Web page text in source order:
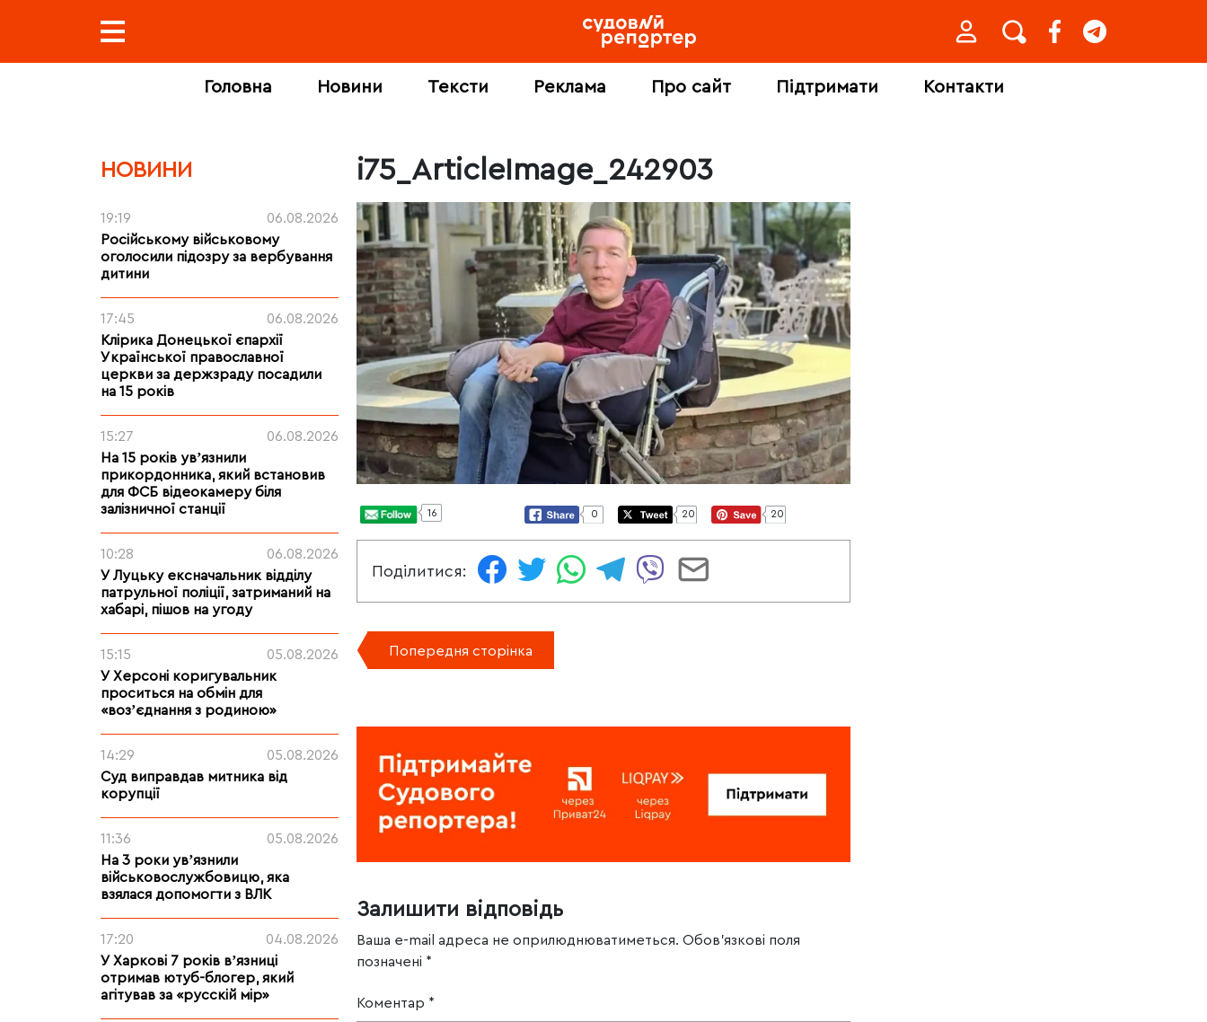
Головна Новини Тексти Реклама Про сайт Підтримати Контакти
НОВИНИ
19:19
06.08.2026
Російському військовому
оголосили підозру за вербування
дитини
17:45
06.08.2026
Клірика Донецької єпархії
Української православної
церкви за держзраду посадили
на 15 років
15:27
06.08.2026
На 15 років увʼязнили
прикордонника, який встановив
для ФСБ відеокамеру біля
залізничної станції
10:28
06.08.2026
У Луцьку ексначальник відділу
патрульної поліції, затриманий на
хабарі, пішов на угоду
15:15
05.08.2026
У Херсоні коригувальник
проситься на обмін для
«возʼєднання з родиною»
14:29
05.08.2026
Суд виправдав митника від
корупції
11:36
05.08.2026
На 3 роки увʼязнили
військовослужбовицю, яка
взялася допомогти з ВЛК
17:20
04.08.2026
У Харкові 7 років вʼязниці
отримав ютуб-блогер, який
агітував за «русскій мір»
i75_ArticleImage_242903
16 0 20 20
Поділитися:
Попередня сторінка
Залишити відповідь
Ваша e-mail адреса не оприлюднюватиметься. Обов’язкові поля
позначені *
Коментар *